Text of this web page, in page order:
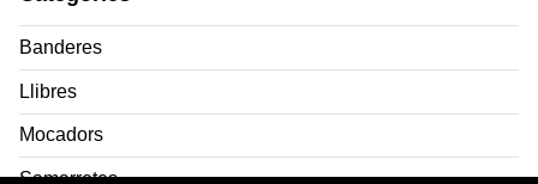
Banderes
Llibres
Mocadors
Samarretes